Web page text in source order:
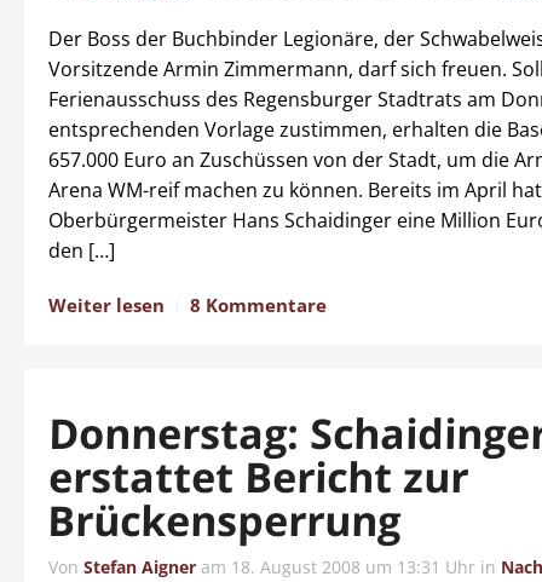
Der Boss der Buchbinder Legionäre, der
Vorsitzende Armin Zimmermann, darf sich freuen.
Ferienausschuss des Regensburger Stadtrats am
entsprechenden Vorlage zustimmen, erhalten die
657.000 Euro an Zuschüssen von der Stadt, um die
Arena WM-reif machen zu können. Bereits im April
Oberbürgermeister Hans Schaidinger eine Million
den […]
Weiter lesen 8 Kommentare
Donnerstag:
erstattet Bericht zur
Brückensperrung
Von Stefan Aigner am 18. August 2008 um 13:31 Uhr in